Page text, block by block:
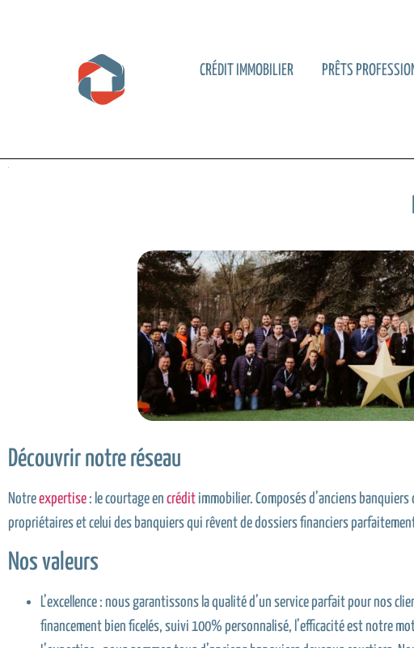
CRÉDIT IMMOBILIER PRÊTS
Découvrir notre réseau
Notreexpertise: le courtage en crédit immobilier. Composés d’anciens
propriétaires et celui des banquiers qui rêvent de dossiers financiers
Nos valeurs
L’excellence : nous garantissons la qualité d’un service parfait pour nos
financement bien ficelés, suivi 100% personnalisé, l’efficacité est notre